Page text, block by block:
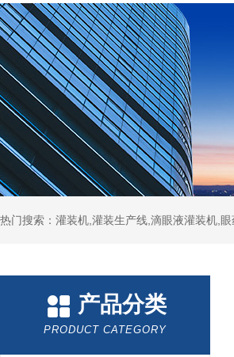
热门搜索：灌装机,灌装生产线,滴眼液灌装机,
产品分类
PRODUCT CATEGORY